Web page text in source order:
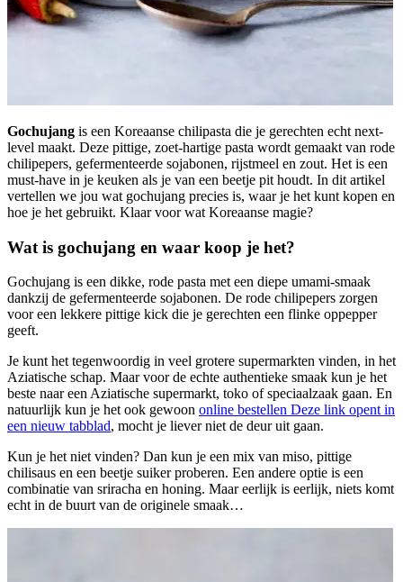
Gochujang is een Koreaanse chilipasta die je gerechten echt next-
level maakt. Deze pittige, zoet-hartige pasta wordt gemaakt van rode
chilipepers, gefermenteerde sojabonen, rijstmeel en zout. Het is een
must-have in je keuken als je van een beetje pit houdt. In dit artikel
vertellen we jou wat gochujang precies is, waar je het kunt kopen en
hoe je het gebruikt. Klaar voor wat Koreaanse magie?
Wat is gochujang en waar koop je het?
Gochujang is een dikke, rode pasta met een diepe umami-smaak
dankzij de gefermenteerde sojabonen. De rode chilipepers zorgen
voor een lekkere pittige kick die je gerechten een flinke oppepper
geeft.
Je kunt het tegenwoordig in veel grotere supermarkten vinden, in het
Aziatische schap. Maar voor de echte authentieke smaak kun je het
beste naar een Aziatische supermarkt, toko of speciaalzaak gaan. En
natuurlijk kun je het ook gewoon online bestellen Deze link opent in
een nieuw tabblad, mocht je liever niet de deur uit gaan.
Kun je het niet vinden? Dan kun je een mix van miso, pittige
chilisaus en een beetje suiker proberen. Een andere optie is een
combinatie van sriracha en honing. Maar eerlijk is eerlijk, niets komt
echt in de buurt van de originele smaak…